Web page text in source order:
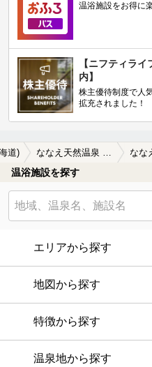
温浴施設をお得に
【ニフティラ
内】
株主優待制度で人
拡充されました！
道) ななえ天然温泉 ゆうひの館
温浴施設を探す
エリアから探す
地図から探す
特徴から探す
温泉地から探す